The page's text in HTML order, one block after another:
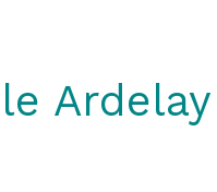
Ardelay